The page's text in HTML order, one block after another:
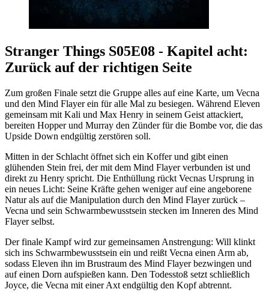
Stranger Things S05E08 - Kapitel acht:
Zurück auf der richtigen Seite
Zum großen Finale setzt die Gruppe alles auf eine Karte, um Vecna
und den Mind Flayer ein für alle Mal zu besiegen. Während Eleven
gemeinsam mit Kali und Max Henry in seinem Geist attackiert,
bereiten Hopper und Murray den Zünder für die Bombe vor, die das
Upside Down endgültig zerstören soll.
Mitten in der Schlacht öffnet sich ein Koffer und gibt einen
glühenden Stein frei, der mit dem Mind Flayer verbunden ist und
direkt zu Henry spricht. Die Enthüllung rückt Vecnas Ursprung in
ein neues Licht: Seine Kräfte gehen weniger auf eine angeborene
Natur als auf die Manipulation durch den Mind Flayer zurück –
Vecna und sein Schwarmbewusstsein stecken im Inneren des Mind
Flayer selbst.
Der finale Kampf wird zur gemeinsamen Anstrengung: Will klinkt
sich ins Schwarmbewusstsein ein und reißt Vecna einen Arm ab,
sodass Eleven ihn im Brustraum des Mind Flayer bezwingen und
auf einen Dorn aufspießen kann. Den Todesstoß setzt schließlich
Joyce, die Vecna mit einer Axt endgültig den Kopf abtrennt.